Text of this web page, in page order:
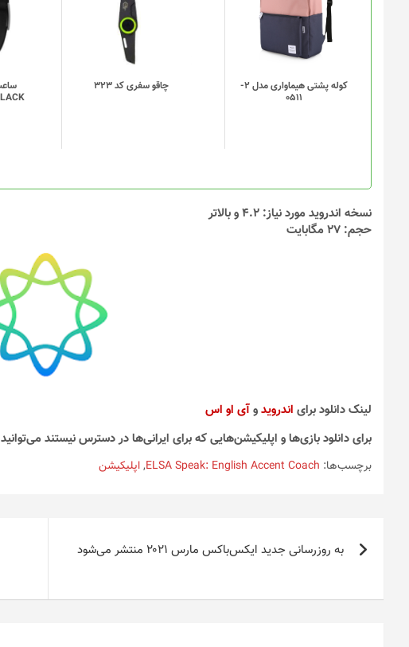
کوله پشتی هیماواری مدل 2-
0511
انواع
مختلفی
می
گزینه
ها
محصول
انتخاب
شوند
چاقو سفری کد 323
نسخه اندروید مورد نیاز: 4.2 و بالاتر
حجم: 27 مگابایت
لینک دانلود برای اندرویدوآی او اس
برای دانلود بازی‌ها و اپلیکیشن‌هایی که برای ایرانی‌ها در دسترس نیستند می‌توانید
برچسب‌ها: ELSA Speak: English Accent Coach
,اپلیکیشن
راهبری
نوشتهبه روزرسانی جدید ایکس‌باکس مارس ۲۰۲۱ منتشر می‌شود